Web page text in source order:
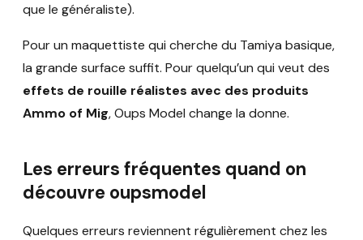
que le généraliste).
Pour un maquettiste qui cherche du Tamiya basique,
la grande surface suffit. Pour quelqu’un qui veut des
effets de rouille réalistes avec des produits
Ammo of Mig, Oups Model change la donne.
Les erreurs fréquentes quand on
découvre oupsmodel
Quelques erreurs reviennent régulièrement chez les